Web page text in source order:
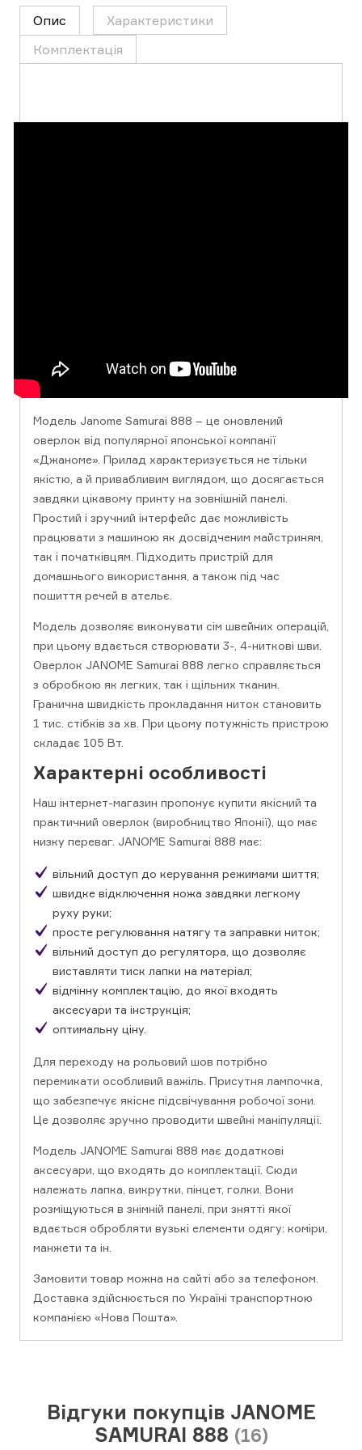
Опис
Характеристики
Комплектація
Модель Janome Samurai 888 – це оновлений
оверлок від популярної японської компанії
«Джаноме». Прилад характеризується не тільки
якістю, а й привабливим виглядом, що досягається
завдяки цікавому принту на зовнішній панелі.
Простий і зручний інтерфейс дає можливість
працювати з машиною як досвідченим майстриням,
так і початківцям. Підходить пристрій для
домашнього використання, а також під час
пошиття речей в ательє.
Модель дозволяє виконувати сім швейних операцій,
при цьому вдається створювати 3-, 4-ниткові шви.
Оверлок JANOME Samurai 888 легко справляється
з обробкою як легких, так і щільних тканин.
Гранична швидкість прокладання ниток становить
1 тис. стібків за хв. При цьому потужність пристрою
складає 105 Вт.
Характерні особливості
Наш інтернет-магазин пропонує купити якісний та
практичний оверлок (виробництво Японії), що має
низку переваг. JANOME Samurai 888 має:
вільний доступ до керування режимами шиття;
швидке відключення ножа завдяки легкому
руху руки;
просте регулювання натягу та заправки ниток;
вільний доступ до регулятора, що дозволяє
виставляти тиск лапки на матеріал;
відмінну комплектацію, до якої входять
аксесуари та інструкція;
оптимальну ціну.
Для переходу на рольовий шов потрібно
перемикати особливий важіль. Присутня лампочка,
що забезпечує якісне підсвічування робочої зони.
Це дозволяє зручно проводити швейні маніпуляції.
Модель JANOME Samurai 888 має додаткові
аксесуари, що входять до комплектації. Сюди
належать лапка, викрутки, пінцет, голки. Вони
розміщуються в знімній панелі, при знятті якої
вдається обробляти вузькі елементи одягу: коміри,
манжети та ін.
Замовити товар можна на сайті або за телефоном.
Доставка здійснюється по Україні транспортною
компанією «Нова Пошта».
Відгуки покупців JANOME
SAMURAI 888 (16)